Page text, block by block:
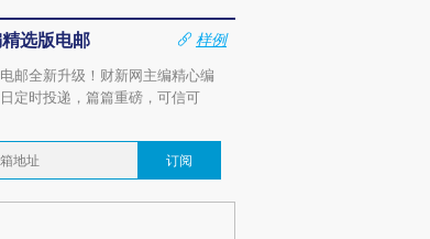
选版电邮
样例
邮全新升级！财新网主编精心编
定时投递，篇篇重磅，可信可
订阅